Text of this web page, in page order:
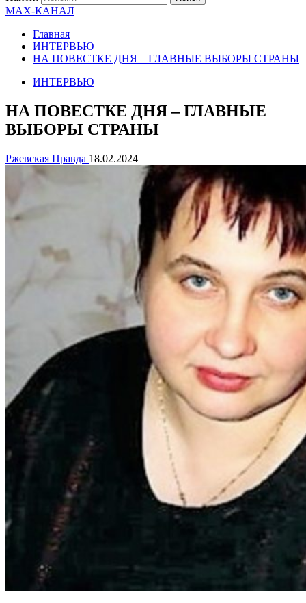
MAX-КАНАЛ
Главная
ИНТЕРВЬЮ
НА ПОВЕСТКЕ ДНЯ – ГЛАВНЫЕ ВЫБОРЫ СТРАНЫ
ИНТЕРВЬЮ
НА ПОВЕСТКЕ ДНЯ – ГЛАВНЫЕ
ВЫБОРЫ СТРАНЫ
Ржевская Правда 18.02.2024